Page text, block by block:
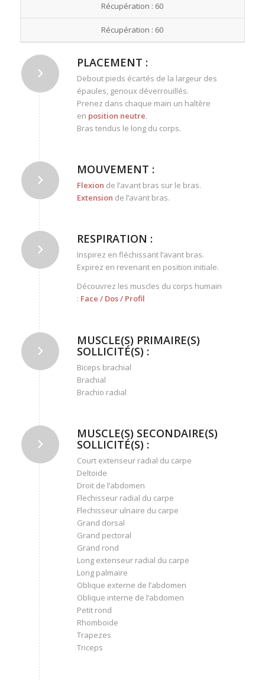
Récupération : 60
Récupération : 60
PLACEMENT :
Debout pieds écartés de la largeur des
épaules, genoux déverrouillés.
Prenez dans chaque main un haltère
en position neutre.
Bras tendus le long du corps.
MOUVEMENT :
Flexion de l’avant bras sur le bras.
Extension de l’avant bras.
RESPIRATION :
Inspirez en fléchissant l’avant bras.
Expirez en revenant en position initiale.
Découvrez les muscles du corps humain
: Face / Dos/ Profil
MUSCLE(S) PRIMAIRE(S)
SOLLICITÉ(S) :
Biceps brachial
Brachial
Brachio radial
MUSCLE(S) SECONDAIRE(S)
SOLLICITÉ(S) :
Court extenseur radial du carpe
Deltoide
Droit de l’abdomen
Flechisseur radial du carpe
Flechisseur ulnaire du carpe
Grand dorsal
Grand pectoral
Grand rond
Long extenseur radial du carpe
Long palmaire
Oblique externe de l’abdomen
Oblique interne de l’abdomen
Petit rond
Rhomboide
Trapezes
Triceps